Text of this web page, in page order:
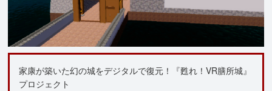
家康が築いた幻の城をデジタルで復元！『甦れ！VR膳所城』
プロジェクト